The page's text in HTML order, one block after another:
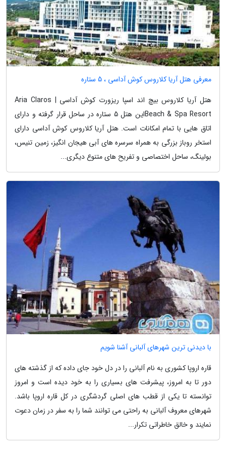
معرفی هتل آریا کلاروس کوش آداسی ، 5 ستاره
هتل آریا کلاروس بیچ اند اسپا ریزورت کوش آداسی | Aria Claros
Beach & Spa Resortاین هتل 5 ستاره در ساحل قرار گرفته و دارای
اتاق هایی با تمام امکانات است. هتل آریا کلاروس کوش آداسی دارای
استخر روباز بزرگی به همراه سرسره های آبی هیجان انگیز، زمین تنیس،
بولینگ، ساحل اختصاصی و تفریح های متنوع دیگری...
با دیدنی ترین شهرهای آلبانی آشنا شویم
قاره اروپا کشوری به نام آلبانی را در دل خود جای داده که از گذشته های
دور تا به امروز، پیشرفت های بسیاری را به خود دیده است و امروز
توانسته تا یکی از قطب های اصلی گردشگری در کل قاره اروپا باشد.
شهرهای معروف آلبانی به راحتی می توانند شما را به سفر در زمان دعوت
نمایند و خالق خاطراتی تکرار...